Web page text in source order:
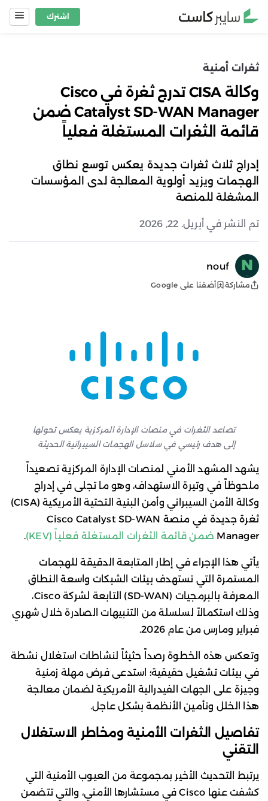
Skip
اشترك
ثغرات أمنية
وكالة CISA تدرج ثغرة في Cisco
Catalyst SD-WAN Manager ضمن
قائمة الثغرات المستغلة فعلياً
إدراج ثلاث ثغرات جديدة يعكس توسع نطاق
الهجمات ويزيد أولوية المعالجة لدى المؤسسات
المشغلة للمنصة
تم النشر في أبريل. 22, 2026
nouf
مشاركة أضفنا على Google
تصاعد الثغرات في منصات الإدارة المركزية يعكس تحولها
إلى هدف رئيسي في سلاسل الهجمات السيبرانية الحديثة
يشهد المشهد الأمني لمنصات الإدارة المركزية تصعيداً
ملحوظاً في وتيرة الاستهداف، وهو ما تجلى في إدراج
وكالة الأمن السيبراني وأمن البنية التحتية الأمريكية (CISA)
ثغرة جديدة في منصة Cisco Catalyst SD-WAN
Manager ضمن قائمة الثغرات المستغلة فعلياً (KEV) .
يأتي هذا الإجراء في إطار المتابعة الدقيقة للهجمات
المستمرة التي تستهدف بيئات الشبكات واسعة النطاق
المعرفة بالبرمجيات (SD-WAN) التابعة لشركة Cisco،
وذلك استكمالاً لسلسلة من التنبيهات الصادرة خلال شهري
فبراير ومارس من عام 2026.
وتعكس هذه الخطوة رصداً حثيثاً لنشاطات استغلال نشطة
في بيئات تشغيل حقيقية؛ استدعى فرض مهلة زمنية
وجيزة على الجهات الفيدرالية الأمريكية لضمان معالجة
هذا الخلل وتأمين الأنظمة بشكل عاجل.
تفاصيل الثغرات الأمنية ومخاطر الاستغلال
التقني
يرتبط التحديث الأخير بمجموعة من العيوب الأمنية التي
كشفت عنها Cisco في مستشارها الأمني، والتي تتضمن